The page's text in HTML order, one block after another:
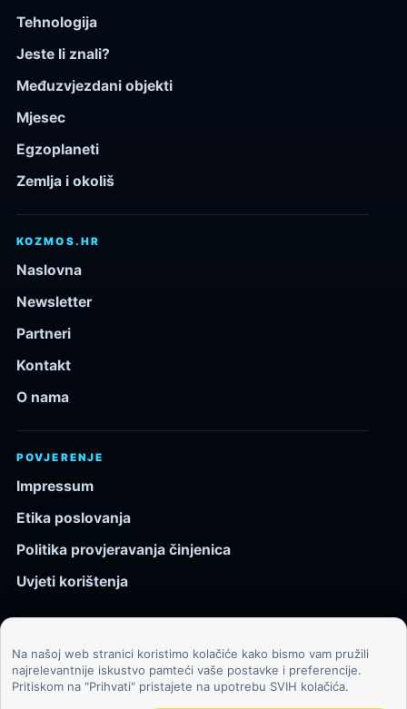
Tehnologija
Jeste li znali?
Međuzvjezdani objekti
Mjesec
Egzoplaneti
Zemlja i okoliš
KOZMOS.HR
Naslovna
Newsletter
Partneri
Kontakt
O nama
POVJERENJE
Impressum
Etika poslovanja
Politika provjeravanja činjenica
Uvjeti korištenja
© 2026 Kozmos.hr. Sva prava pridržana.
Svemir, znanost, tehnologija i velike ideje za znatiželjne
Na našoj web stranici koristimo kolačiće kako bismo vam pružili
najrelevantnije iskustvo pamteći vaše postavke i preferencije.
Pritiskom na "Prihvati" pristajete na upotrebu SVIH kolačića.